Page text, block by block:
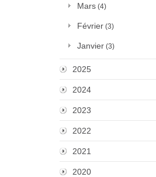
Mars (4)
Février (3)
Janvier (3)
2025
2024
2023
2022
2021
2020